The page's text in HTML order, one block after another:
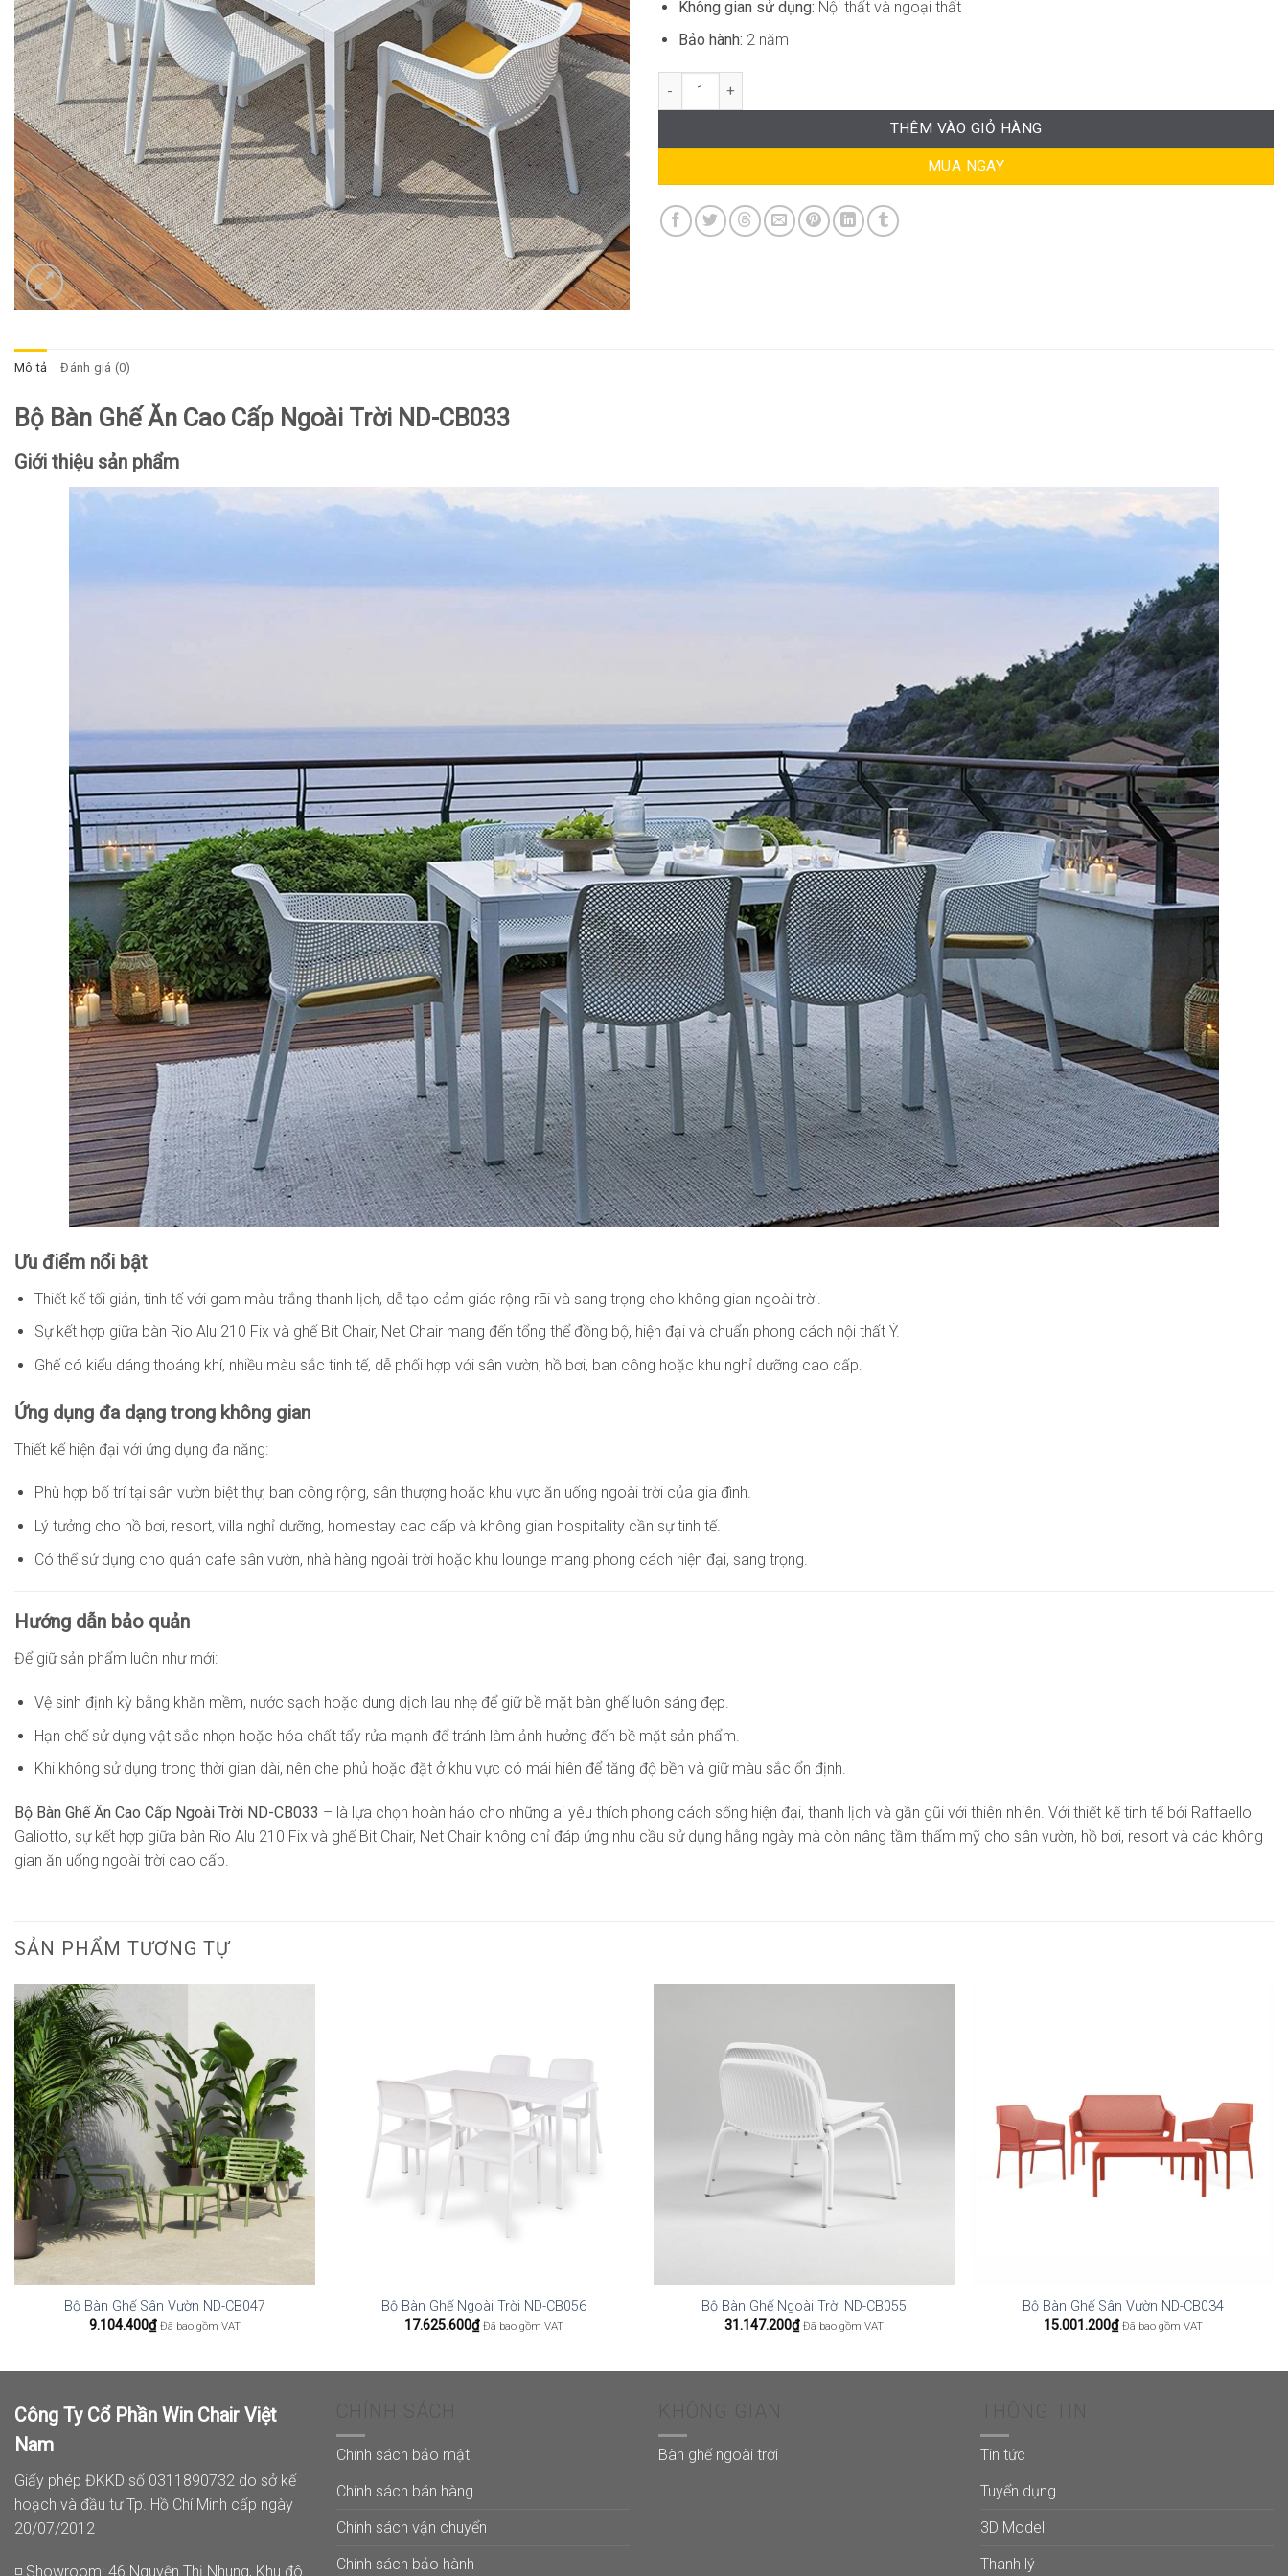
Không gian sử dụng: Nội thất và ngoại thất
Bảo hành: 2 năm
Bộ Bàn Ghế Ăn Cao Cấp Ngoài Trời ND-CB033 số lượng
THÊM VÀO GIỎ HÀNG
MUA NGAY
Mô tả Đánh giá (0)
Bộ Bàn Ghế Ăn Cao Cấp Ngoài Trời ND-CB033
Giới thiệu sản phẩm
Ưu điểm nổi bật
Thiết kế tối giản, tinh tế với gam màu trắng thanh lịch, dễ tạo cảm giác rộng rãi và sang trọng cho không gian ngoài trời.
Sự kết hợp giữa bàn Rio Alu 210 Fix và ghế Bit Chair, Net Chair mang đến tổng thể đồng bộ, hiện đại và chuẩn phong cách nội thất Ý.
Ghế có kiểu dáng thoáng khí, nhiều màu sắc tinh tế, dễ phối hợp với sân vườn, hồ bơi, ban công hoặc khu nghỉ dưỡng cao cấp.
Ứng dụng đa dạng trong không gian
Thiết kế hiện đại với ứng dụng đa năng:
Phù hợp bố trí tại sân vườn biệt thự, ban công rộng, sân thượng hoặc khu vực ăn uống ngoài trời của gia đình.
Lý tưởng cho hồ bơi, resort, villa nghỉ dưỡng, homestay cao cấp và không gian hospitality cần sự tinh tế.
Có thể sử dụng cho quán cafe sân vườn, nhà hàng ngoài trời hoặc khu lounge mang phong cách hiện đại, sang trọng.
Hướng dẫn bảo quản
Để giữ sản phẩm luôn như mới:
Vệ sinh định kỳ bằng khăn mềm, nước sạch hoặc dung dịch lau nhẹ để giữ bề mặt bàn ghế luôn sáng đẹp.
Hạn chế sử dụng vật sắc nhọn hoặc hóa chất tẩy rửa mạnh để tránh làm ảnh hưởng đến bề mặt sản phẩm.
Khi không sử dụng trong thời gian dài, nên che phủ hoặc đặt ở khu vực có mái hiên để tăng độ bền và giữ màu sắc ổn định.
Bộ Bàn Ghế Ăn Cao Cấp Ngoài Trời ND-CB033 – là lựa chọn hoàn hảo cho những ai yêu thích phong cách sống hiện đại, thanh lịch và gần gũi với thiên nhiên. Với thiết kế tinh tế bởi Raffaello
Galiotto, sự kết hợp giữa bàn Rio Alu 210 Fix và ghế Bit Chair, Net Chair không chỉ đáp ứng nhu cầu sử dụng hằng ngày mà còn nâng tầm thẩm mỹ cho sân vườn, hồ bơi, resort và các không
gian ăn uống ngoài trời cao cấp.
SẢN PHẨM TƯƠNG TỰ
Bộ Bàn Ghế Sân Vườn ND-CB047
9.104.400₫ Đã bao gồm VAT
Bộ Bàn Ghế Ngoài Trời ND-CB056
17.625.600₫ Đã bao gồm VAT
Bộ Bàn Ghế Ngoài Trời ND-CB055
31.147.200₫ Đã bao gồm VAT
Bộ Bàn Ghế Sân Vườn ND-CB034
15.001.200₫ Đã bao gồm VAT
Công Ty Cổ Phần Win Chair Việt
Nam
Giấy phép ĐKKD số 0311890732 do sở kế
hoạch và đầu tư Tp. Hồ Chí Minh cấp ngày
20/07/2012
◽ Showroom: 46 Nguyễn Thị Nhung, Khu đô
Chính sách bảo mật
Chính sách bán hàng
Chính sách vận chuyển
Chính sách bảo hành
Bàn ghế ngoài trời
Tin tức
Tuyển dụng
3D Model
Thanh lý